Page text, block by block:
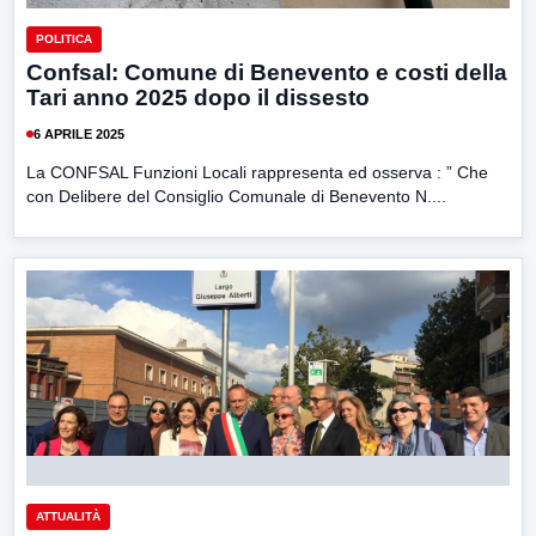
POLITICA
Confsal: Comune di Benevento e costi della
Tari anno 2025 dopo il dissesto
6 APRILE 2025
La CONFSAL Funzioni Locali rappresenta ed osserva : ” Che
con Delibere del Consiglio Comunale di Benevento N....
ATTUALITÀ